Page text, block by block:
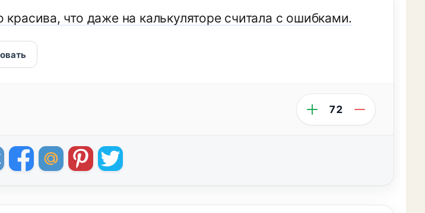
красива, что даже на калькуляторе считала с ошибками.
72